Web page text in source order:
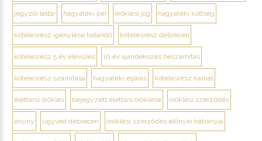
jegyzői leltár hagyatéki per öröklési jog hagyatéki költség
kötelesrész igénylése határidő kötelesrész debrecen
kötelesrész 5 év elévülés 10 év ajándékozás beszámítás
kötelesrész számítása hagyatéki eljárás kötelesrész kamat
élettársi öröklés bejegyzett élettárs öröklése öröklési szerződés
ényny ügyvéd debrecen öröklési szerződés előnyei hátrányai